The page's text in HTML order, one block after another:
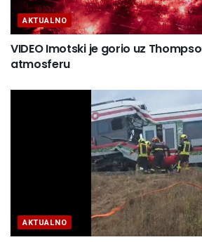
AKTUALNO
VIDEO Imotski je gorio uz
atmosferu
AKTUALNO